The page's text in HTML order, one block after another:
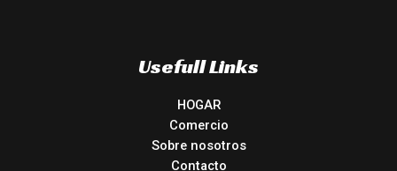
Usefull Links
HOGAR
Comercio
Sobre nosotros
Contacto